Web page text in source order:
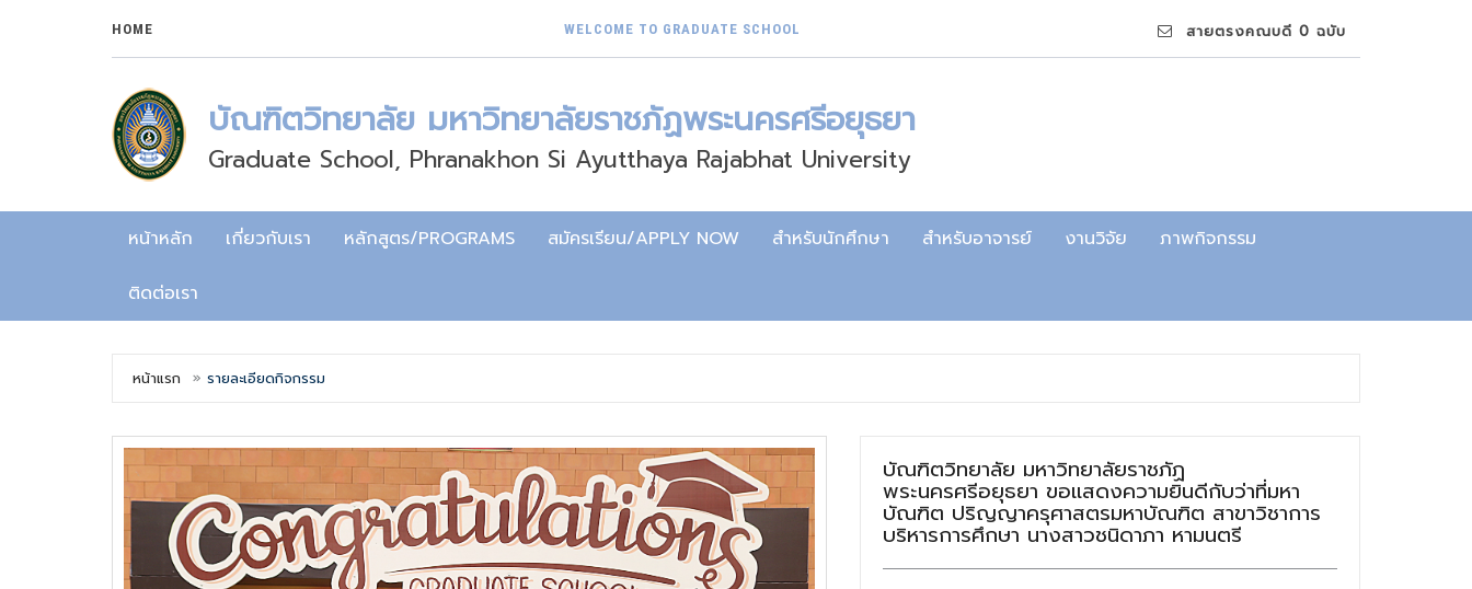
HOME WELCOME TO GRADUATE SCHOOL สายตรงคณบดี 0 ฉบับ
บัณฑิตวิทยาลัย มหาวิทยาลัยราชภัฏพระนครศรีอยุธยา
Graduate School, Phranakhon Si Ayutthaya Rajabhat University
หน้าหลัก เกี่ยวกับเรา หลักสูตร/PROGRAMS สมัครเรียน/APPLY NOW สำหรับนักศึกษา สำหรับอาจารย์ งานวิจัย ภาพกิจกรรม
ติดต่อเรา
หน้าแรก รายละเอียดกิจกรรม
บัณฑิตวิทยาลัย มหาวิทยาลัยราชภัฏ
พระนครศรีอยุธยา ขอแสดงความยินดีกับว่าที่มหา
บัณฑิต ปริญญาครุศาสตรมหาบัณฑิต สาขาวิชาการ
บริหารการศึกษา นางสาวชนิดาภา หามนตรี